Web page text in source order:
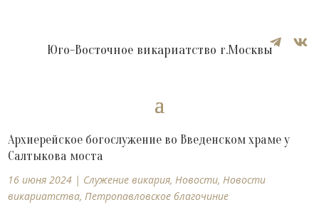
 
Юго-Восточное викариатство г.Москвы
Архиерейское богослужение во Введенском храме у
Салтыкова моста
16 июня 2024 | Cлужение викария,Новости,Новости
викариатства,Петропавловское благочиние